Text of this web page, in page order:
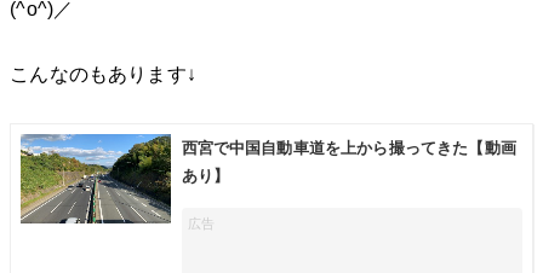
(^o^)／
こんなのもあります↓
西宮で中国自動車道を上から撮ってきた【動画
あり】